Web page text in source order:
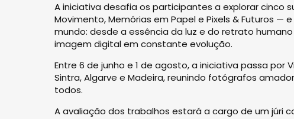
A iniciativa desafia os participantes a explorar cinco
Movimento, Memórias em Papel e Pixels & Futuros
mundo: desde a essência da luz e do retrato
imagem digital em constante evolução.
Entre 6 de junho e 1 de agosto, a iniciativa passa por
Sintra, Algarve e Madeira, reunindo fotógrafos
todos.
A avaliação dos trabalhos estará a cargo de um júri